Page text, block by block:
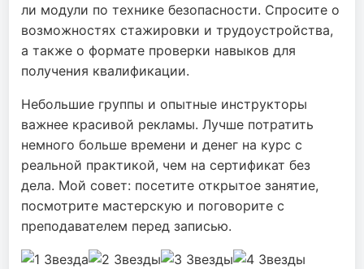
ли модули по технике безопасности. Спросите о
возможностях стажировки и трудоустройства,
а также о формате проверки навыков для
получения квалификации.
Небольшие группы и опытные инструкторы
важнее красивой рекламы. Лучше потратить
немного больше времени и денег на курс с
реальной практикой, чем на сертификат без
дела. Мой совет: посетите открытое занятие,
посмотрите мастерскую и поговорите с
преподавателем перед записью.